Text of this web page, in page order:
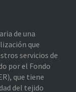
de una
que
servicios de
por el Fondo
que tiene
del tejido